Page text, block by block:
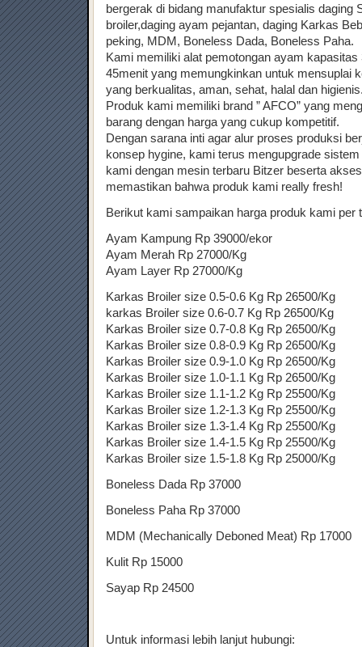
bergerak di bidang manufaktur spesialis daging
broiler,daging ayam pejantan, daging Karkas
peking, MDM, Boneless Dada, Boneless Paha.
Kami memiliki alat pemotongan ayam
45menit yang memungkinkan untuk mensuplai
yang berkualitas, aman, sehat, halal dan
Produk kami memiliki brand ” AFCO” yang
barang dengan harga yang cukup kompetitif.
Dengan sarana inti agar alur proses produksi
konsep hygine, kami terus mengupgrade
kami dengan mesin terbaru Bitzer beserta
memastikan bahwa produk kami really fresh!
Berikut kami sampaikan harga produk kami per
Ayam Kampung Rp 39000/ekor
Ayam Merah Rp 27000/Kg
Ayam Layer Rp 27000/Kg
Karkas Broiler size 0.5-0.6 Kg Rp 26500/Kg
karkas Broiler size 0.6-0.7 Kg Rp 26500/Kg
Karkas Broiler size 0.7-0.8 Kg Rp 26500/Kg
Karkas Broiler size 0.8-0.9 Kg Rp 26500/Kg
Karkas Broiler size 0.9-1.0 Kg Rp 26500/Kg
Karkas Broiler size 1.0-1.1 Kg Rp 26500/Kg
Karkas Broiler size 1.1-1.2 Kg Rp 25500/Kg
Karkas Broiler size 1.2-1.3 Kg Rp 25500/Kg
Karkas Broiler size 1.3-1.4 Kg Rp 25500/Kg
Karkas Broiler size 1.4-1.5 Kg Rp 25500/Kg
Karkas Broiler size 1.5-1.8 Kg Rp 25000/Kg
Boneless Dada Rp 37000
Boneless Paha Rp 37000
MDM (Mechanically Deboned Meat) Rp 17000
Kulit Rp 15000
Sayap Rp 24500
Untuk informasi lebih lanjut hubungi: